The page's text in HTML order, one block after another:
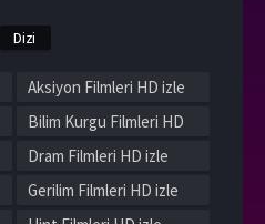
Dizi
Aksiyon Filmleri HD izle
Bilim Kurgu Filmleri HD
izle
Dram Filmleri HD izle
Gerilim Filmleri HD izle